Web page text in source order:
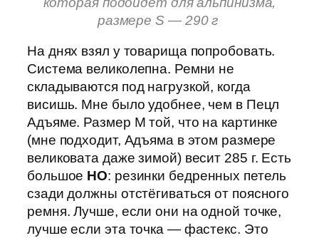
размере S — 290 г
На днях взял у товарища попробовать.
Система великолепна. Ремни не
складываются под нагрузкой, когда
висишь. Мне было удобнее, чем в Пецл
Адъяме. Размер М той, что на картинке
(мне подходит, Адъяма в этом размере
великовата даже зимой) весит 285 г. Есть
большое НО: резинки бедренных петель
сзади должны отстёгиваться от поясного
ремня. Лучше, если они на одной точке,
лучше если эта точка — фастекс. Это